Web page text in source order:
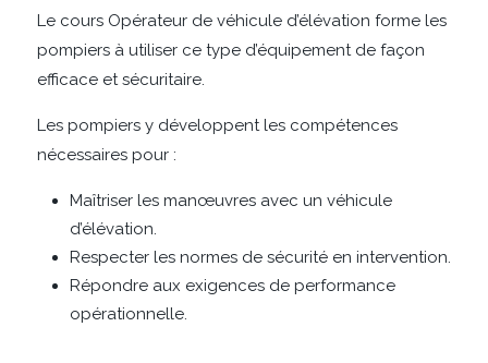
Le cours Opérateur de véhicule d’élévation forme les
pompiers à utiliser ce type d’équipement de façon
efficace et sécuritaire.
Les pompiers y développent les compétences
nécessaires pour :
Maîtriser les manœuvres avec un véhicule
d’élévation.
Respecter les normes de sécurité en intervention.
Répondre aux exigences de performance
opérationnelle.